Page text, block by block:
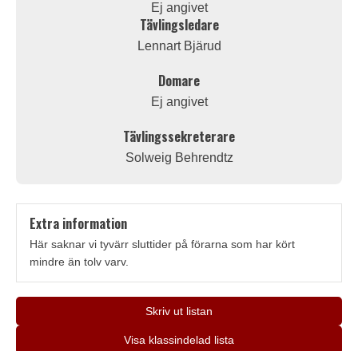
Ej angivet
Tävlingsledare
Lennart Bjärud
Domare
Ej angivet
Tävlingssekreterare
Solweig Behrendtz
Extra information
Här saknar vi tyvärr sluttider på förarna som har kört
mindre än tolv varv.
Skriv ut listan
Visa klassindelad lista